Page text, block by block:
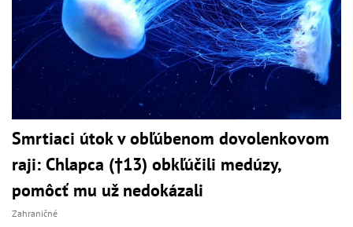
Smrtiaci útok v obľúbenom dovolenkovom
raji: Chlapca (†13) obkľúčili medúzy,
pomôcť mu už nedokázali
Zahraničné